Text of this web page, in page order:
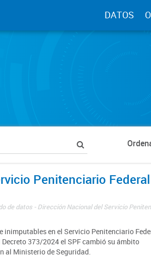
DATOS
Penitenciario
de datos - Dirección Nacional del Servicio
inimputables en el Servicio Penitenciario
Decreto 373/2024 el SPF cambió su ámbito
al Ministerio de Seguridad.